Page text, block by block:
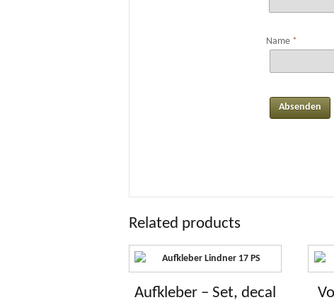
Name *
Related products
Aufkleber – Set, decal